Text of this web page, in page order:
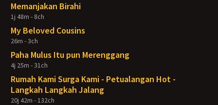
Memanjakan Birahi
1j 48m - 8ch
My Beloved Cousins
26m - 3ch
Paha Mulus Itu pun Merenggang
4j 25m - 31ch
Rumah Kami Surga Kami - Petualangan Hot -
Langkah Langkah Jalang
20j 42m - 132ch